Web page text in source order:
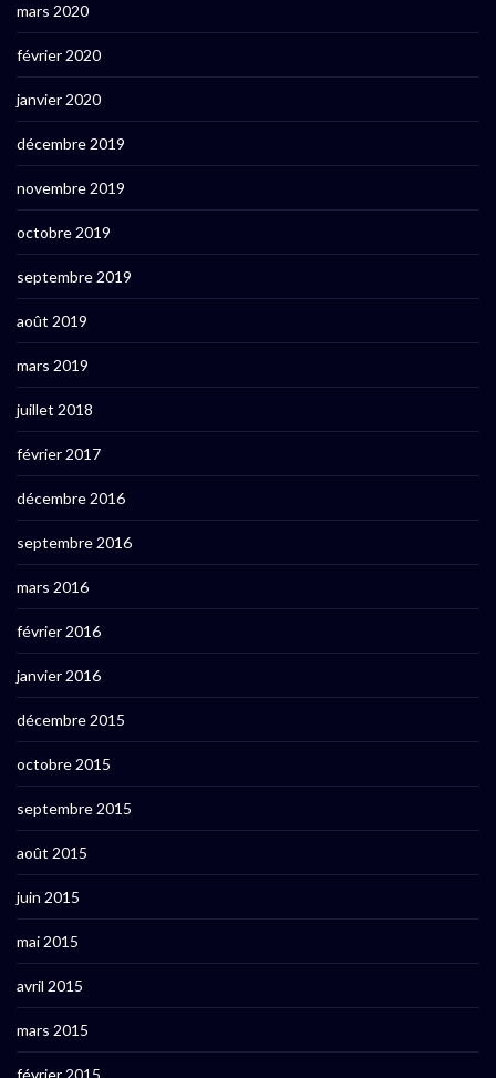
mars 2020
février 2020
janvier 2020
décembre 2019
novembre 2019
octobre 2019
septembre 2019
août 2019
mars 2019
juillet 2018
février 2017
décembre 2016
septembre 2016
mars 2016
février 2016
janvier 2016
décembre 2015
octobre 2015
septembre 2015
août 2015
juin 2015
mai 2015
avril 2015
mars 2015